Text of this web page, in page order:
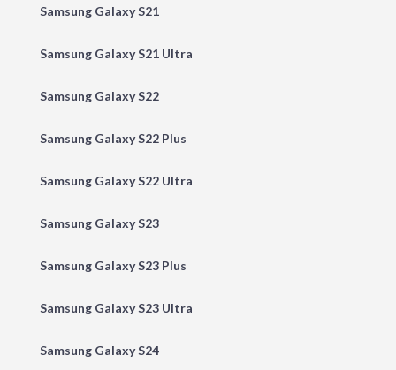
Samsung Galaxy S21
Samsung Galaxy S21 Ultra
Samsung Galaxy S22
Samsung Galaxy S22 Plus
Samsung Galaxy S22 Ultra
Samsung Galaxy S23
Samsung Galaxy S23 Plus
Samsung Galaxy S23 Ultra
Samsung Galaxy S24